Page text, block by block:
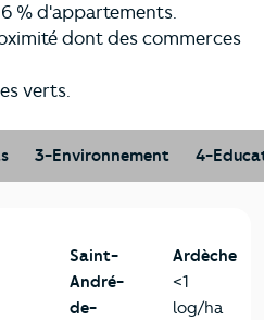
% d'appartements.
dont des commerces
verts.
3-Environnement 4-
Cruzières
Saint-
André-
de-
Ardèche
<1
log/ha